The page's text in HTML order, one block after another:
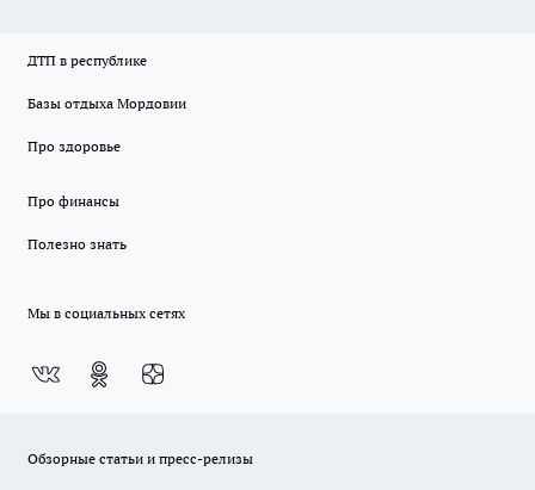
ДТП в республике
Базы отдыха Мордовии
Про здоровье
Про финансы
Полезно знать
Мы в социальных сетях
Обзорные статьи и пресс-релизы